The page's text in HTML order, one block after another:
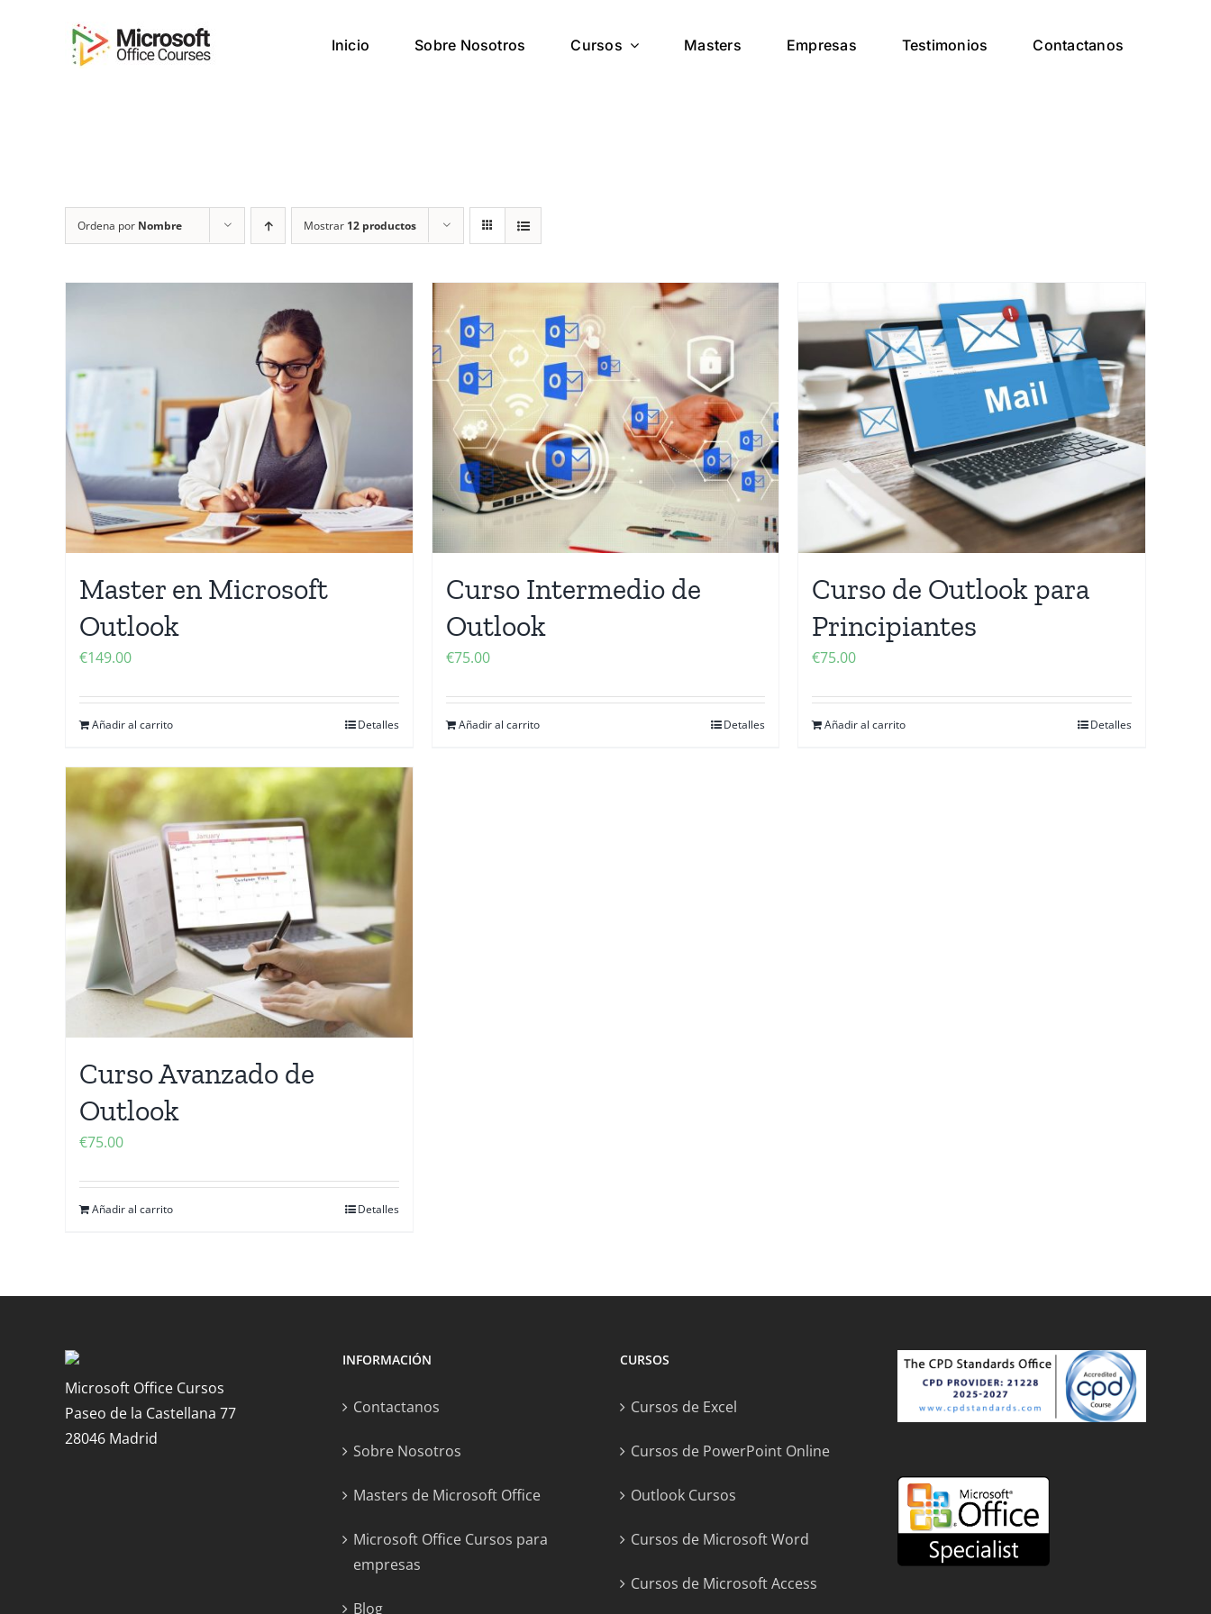
Inicio Sobre Nosotros Cursos Masters Empresas Testimonios Contactanos
Ordena por Nombre Mostrar 12 productos
Master en Microsoft
Outlook
€149.00
Añadir al carrito Detalles
Curso Intermedio de
Outlook
€75.00
Añadir al carrito Detalles
Curso de Outlook para
Principiantes
€75.00
Añadir al carrito Detalles
Curso Avanzado de
Outlook
€75.00
Añadir al carrito Detalles
Microsoft Office Cursos
Paseo de la Castellana 77
28046 Madrid
INFORMACIÓN
Contactanos
Sobre Nosotros
Masters de Microsoft Office
Microsoft Office Cursos para
empresas
Blog
CURSOS
Cursos de Excel
Cursos de PowerPoint Online
Outlook Cursos
Cursos de Microsoft Word
Cursos de Microsoft Access